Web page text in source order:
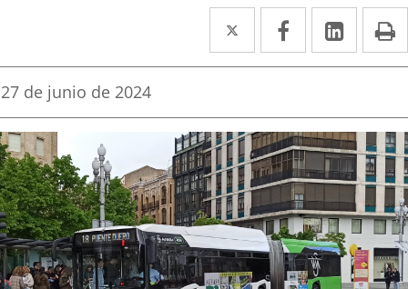
Twitter
Enlace
a
aplicación
externa.
Facebook
Enlace
a
aplicación
externa.
Enlace
a
Fecha
la
noticia
27 de junio de 2024